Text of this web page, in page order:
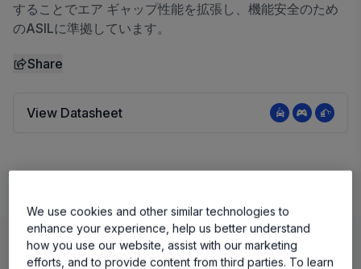
することでエア ギャップ性能を拡張し、機能安全のため
のASILに準拠しています。
Share
View Datasheet
Product Details
We use cookies and other similar technologies to
enhance your experience, help us better understand
how you use our website, assist with our marketing
efforts, and to provide content from third parties. To learn